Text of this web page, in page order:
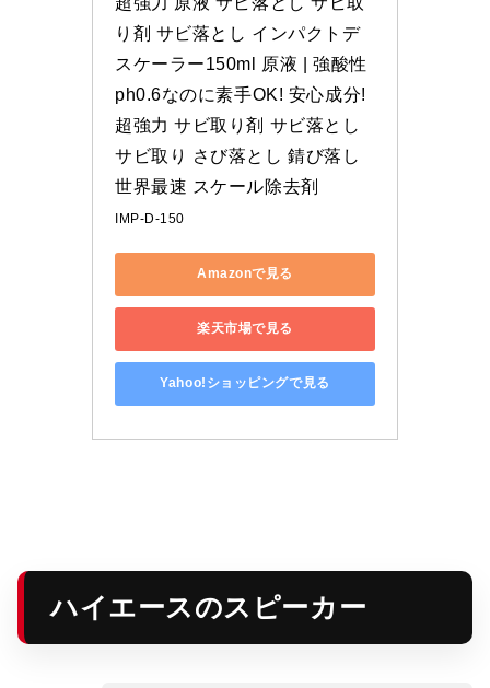
り剤 サビ落とし インパクトデ
スケーラー150ml 原液 | 強酸性
ph0.6なのに素手OK! 安心成分!
超強力 サビ取り剤 サビ落とし
サビ取り さび落とし 錆び落し
世界最速 スケール除去剤
IMP-D-150
Amazonで見る
楽天市場で見る
Yahoo!ショッピングで見る
ハイエースのスピーカー